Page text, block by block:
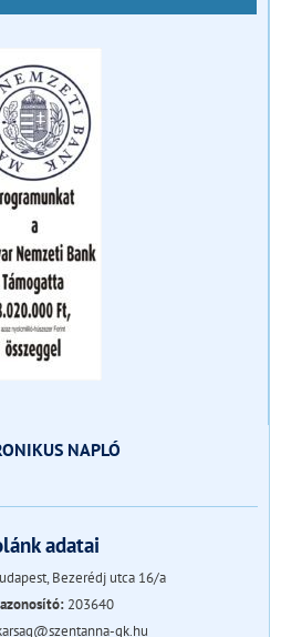
NAPLÓ
adatai
Bezerédj utca 16/a
203640
gk.hu